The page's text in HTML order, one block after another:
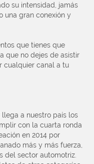
su intensidad, jamás
una gran conexión y
que tienes que
que no dejes de asistir
cualquier canal a tu
llega a nuestro país los
con la cuarta ronda
en 2014 por
más y más fuerza,
del sector automotriz.